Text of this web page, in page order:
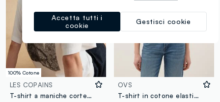
100% Cotone
LES COPAINS
T-shirt a maniche corte bianca in puro cotone regular fit con frase
OVS
T-shirt in cotone elasticizzato bianca regular fit deep V
Gestisci cookie
Accetta tutti i
cookie